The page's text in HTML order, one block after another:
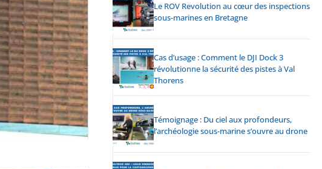
Le ROV Revolution au cœur des inspections
sous-marines en Bretagne
Cas d’usage : Comment le DJI Dock 3
révolutionne la sécurité des pistes à Val
Thorens
Témoignage : Du ciel aux profondeurs,
l’archéologie sous-marine s’ouvre au drone